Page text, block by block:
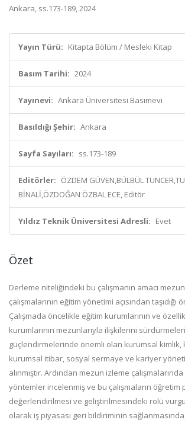
Ankara, ss.173-189, 2024
Yayın Türü: Kitapta Bölüm / Mesleki Kitap
Basım Tarihi: 2024
Yayınevi: Ankara Üniversitesi Basımevi
Basıldığı Şehir: Ankara
Sayfa Sayıları: ss.173-189
Editörler: ÖZDEM GÜVEN,BÜLBÜL
BİNALİ,ÖZDOĞAN ÖZBAL ECE, Editör
Yıldız Teknik Üniversitesi Adresli: Evet
Özet
Derleme niteliğindeki bu çalışmanın amacı
çalışmalarının eğitim yönetimi açısından taşıdığı
Çalışmada öncelikle eğitim kurumlarının ve
kurumlarının mezunlarıyla ilişkilerini
güçlendirmelerinde önemli olan kurumsal kimlik,
kurumsal itibar, sosyal sermaye ve kariyer
alınmıştır. Ardından mezun izleme
yöntemler incelenmiş ve bu çalışmaların öğretim
değerlendirilmesi ve geliştirilmesindeki rolü
olarak iş piyasası geri bildiriminin